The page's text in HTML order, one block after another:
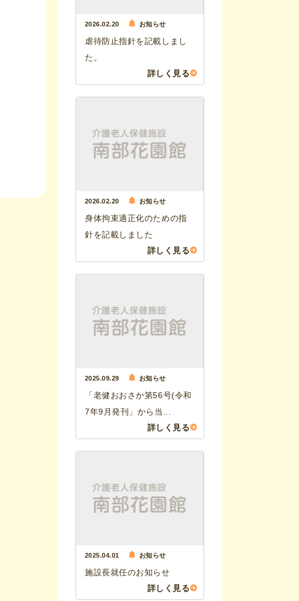
2026.02.20 お知らせ
虐待防止指針を記載しまし
た。
詳しく見る
2026.02.20 お知らせ
身体拘束適正化のための指
針を記載しました
詳しく見る
2025.09.29 お知らせ
「老健おおさか第56号(令和
7年9月発刊」から当...
詳しく見る
2025.04.01 お知らせ
施設長就任のお知らせ
詳しく見る